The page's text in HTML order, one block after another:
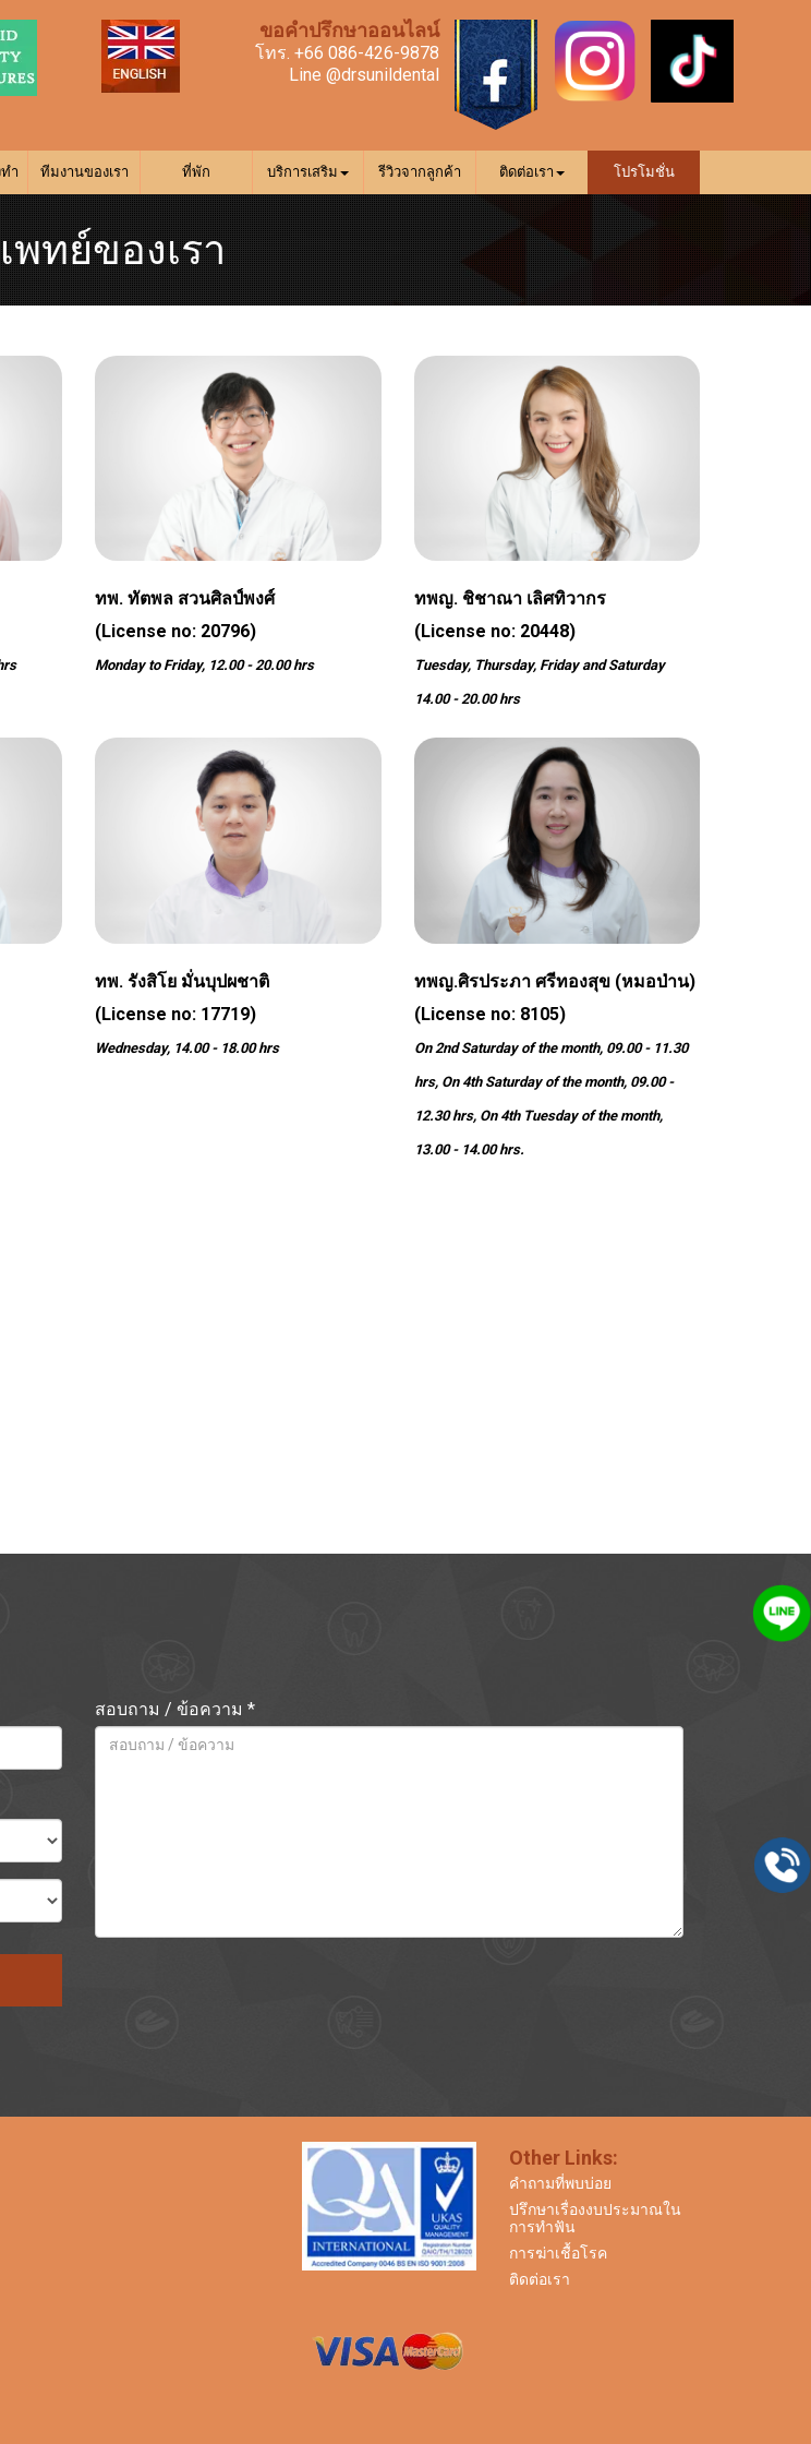
ขอคำปรึกษาออนไลน์
โทร. +66 086-426-9878
Line @drsunildental
ำ ทีมงานของเรา ที่พัก บริการเสริม รีวิวจากลูกค้า ติดต่อเรา โปรโมชั่น
ทย์ของเรา
ทพ. ทัตพล สวนศิลป์พงศ์
(License no: 20796)
Monday to Friday, 12.00 - 20.00 hrs
ทพญ. ชิชาณา เลิศทิวากร
(License no: 20448)
Tuesday, Thursday, Friday and Saturday
14.00 - 20.00 hrs
ทพ. รังสิโย มั่นบุปผชาติ
(License no: 17719)
Wednesday, 14.00 - 18.00 hrs
ทพญ.ศิรประภา ศรีทองสุข (หมอป่าน)
(License no: 8105)
On 2nd Saturday of the month, 09.00 - 11.30
hrs, On 4th Saturday of the month, 09.00 -
12.30 hrs, On 4th Tuesday of the month,
13.00 - 14.00 hrs.
สอบถาม / ข้อความ *
Other Links:
คำถามที่พบบ่อย
ปรึกษาเรื่องงบประมาณใน
การทำฟัน
การฆ่าเชื้อโรค
ติดต่อเรา